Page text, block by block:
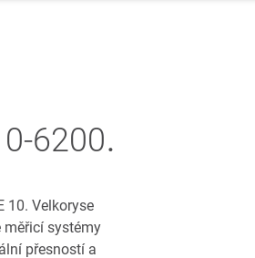
6200.
10. Velkoryse
měřicí systémy
přesností a